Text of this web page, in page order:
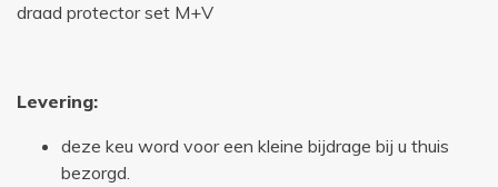
draad protector set M+V
Levering:
deze keu word voor een kleine bijdrage bij u thuis
bezorgd.